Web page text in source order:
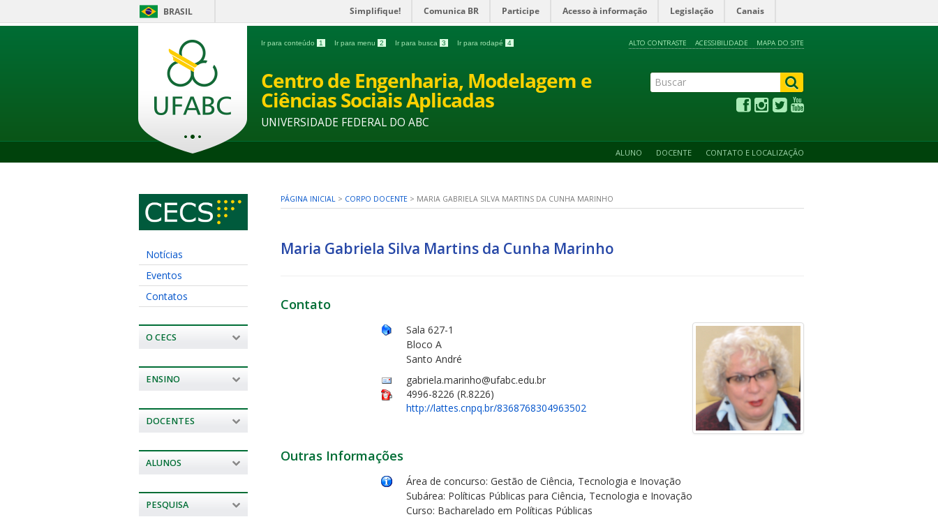
BRASIL Simplifique! Comunica BR Participe Acesso à informação Legislação Canais
Ir para conteúdo 1 Ir para menu 2 Ir para busca 3 Ir para rodapé 4 ALTO CONTRASTE ACESSIBILIDADE MAPA DO SITE
Centro de Engenharia, Modelagem e
Ciências Sociais Aplicadas
UNIVERSIDADE FEDERAL DO ABC
ALUNO DOCENTE CONTATO E LOCALIZAÇÃO
Notícias
Eventos
Contatos
O CECS
ENSINO
DOCENTES
ALUNOS
PESQUISA
PÁGINA INICIAL > CORPO DOCENTE > MARIA GABRIELA SILVA MARTINS DA CUNHA MARINHO
Maria Gabriela Silva Martins da Cunha Marinho
Contato
Sala 627-1
Bloco A
Santo André
gabriela.marinho@ufabc.edu.br
4996-8226 (R.8226)
http://lattes.cnpq.br/8368768304963502
Outras Informações
Área de concurso: Gestão de Ciência, Tecnologia e Inovação
Subárea: Políticas Públicas para Ciência, Tecnologia e Inovação
Curso: Bacharelado em Políticas Públicas